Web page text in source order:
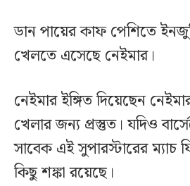
ডান পায়ের কাফ পেশিতে
খেলতে এসেছে নেইমার।
নেইমার ইঙ্গিত দিয়েছেন
খেলার জন্য প্রস্তুত। যদিও
সাবেক এই সুপারস্টারের
কিছু শঙ্কা রয়েছে।